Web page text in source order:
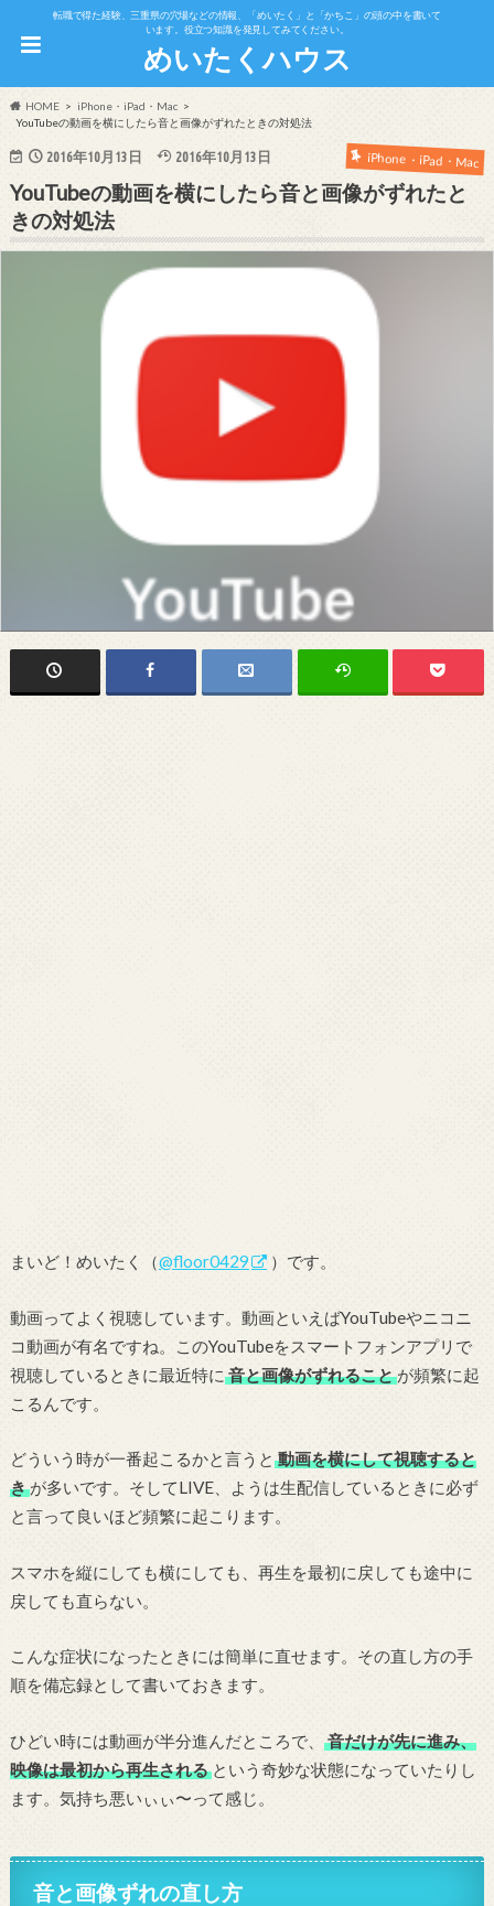
転職で得た経験、三重県の穴場などの情報、「めいたく」と「かちこ」の頭の中を書いて
います。役立つ知識を発見してみてください。
めいたくハウス
HOME
iPhone・iPad・Mac
YouTubeの動画を横にしたら音と画像がずれたときの対処法
2016年10月13日 2016年10月13日 iPhone・iPad・Mac
YouTubeの動画を横にしたら音と画像がずれたと
きの対処法
まいど！めいたく（@floor0429 ）です。
動画ってよく視聴しています。動画といえばYouTubeやニコニ
コ動画が有名ですね。このYouTubeをスマートフォンアプリで
視聴しているときに最近特に 音と画像がずれることが頻繁に起
こるんです。
どういう時が一番起こるかと言うと 動画を横にして視聴すると
きが多いです。そしてLIVE、ようは生配信しているときに必ず
と言って良いほど頻繁に起こります。
スマホを縦にしても横にしても、再生を最初に戻しても途中に
戻しても直らない。
こんな症状になったときには簡単に直せます。その直し方の手
順を備忘録として書いておきます。
ひどい時には動画が半分進んだところで、
音だけが先に進み、
映像は最初から再生されるという奇妙な状態になっていたりし
ます。気持ち悪いぃぃ〜って感じ。
音と画像ずれの直し方